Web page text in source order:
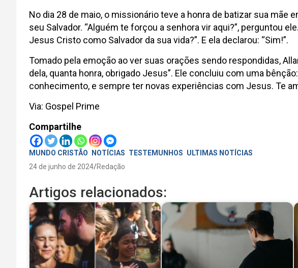
No dia 28 de maio, o missionário teve a honra de batizar sua
seu Salvador. “Alguém te forçou a senhora vir aqui?”, perguntou
Jesus Cristo como Salvador da sua vida?”. E ela declarou: “Sim!”.
Tomado pela emoção ao ver suas orações sendo respondidas,
dela, quanta honra, obrigado Jesus”. Ele concluiu com uma
conhecimento, e sempre ter novas experiências com Jesus. Te
Via: Gospel Prime
Compartilhe
MUNDO CRISTÃO NOTÍCIAS TESTEMUNHOS ULTIMAS NOTÍCIAS
24 de junho de 2024 Redação
Artigos relacionados: